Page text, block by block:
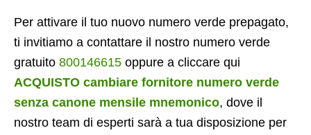
Per attivare il tuo nuovo numero verde prepagato,
ti invitiamo a contattare il nostro numero verde
gratuito 800146615 oppure a cliccare qui
ACQUISTO cambiare fornitore numero verde
senza canone mensile mnemonico, dove il
nostro team di esperti sarà a tua disposizione per